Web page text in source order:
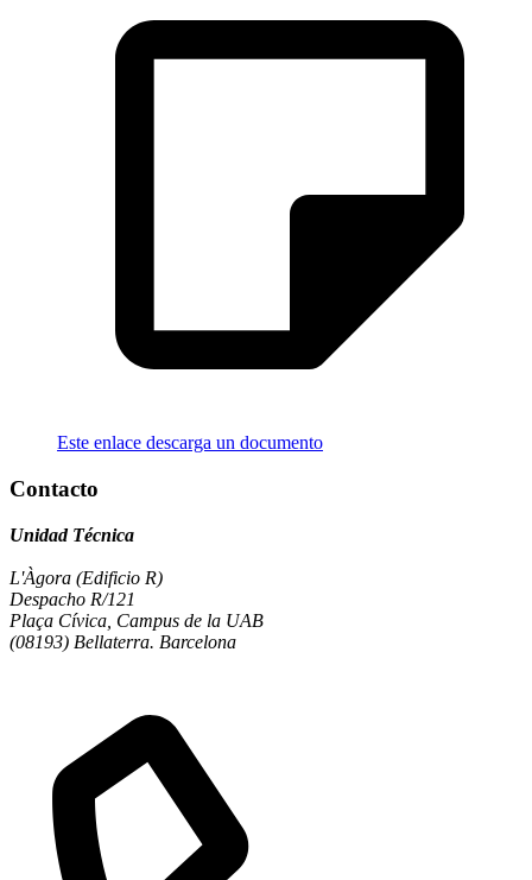
Este enlace descarga un documento
Contacto
Unidad Técnica
L'Àgora (Edificio R)
Despacho R/121
Plaça Cívica, Campus de la UAB
(08193) Bellaterra. Barcelona